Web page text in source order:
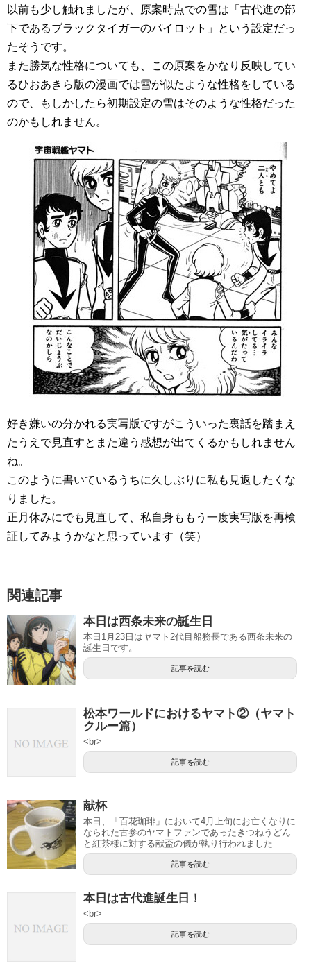
以前も少し触れましたが、原案時点での雪は「古代進の部
下であるブラックタイガーのパイロット」という設定だっ
たそうです。
また勝気な性格についても、この原案をかなり反映してい
るひおあきら版の漫画では雪が似たような性格をしている
ので、もしかしたら初期設定の雪はそのような性格だった
のかもしれません。
好き嫌いの分かれる実写版ですがこういった裏話を踏まえ
たうえで見直すとまた違う感想が出てくるかもしれません
ね。
このように書いているうちに久しぶりに私も見返したくな
りました。
正月休みにでも見直して、私自身ももう一度実写版を再検
証してみようかなと思っています（笑）
関連記事
本日は西条未来の誕生日
本日1月23日はヤマト2代目船務長である西条未来の
誕生日です。
記事を読む
松本ワールドにおけるヤマト②（ヤマト
クルー篇）
<br>
記事を読む
献杯
本日、「百花珈琲」において4月上旬にお亡くなりに
なられた古参のヤマトファンであったきつねうどん
と紅茶様に対する献盃の儀が執り行われました
記事を読む
本日は古代進誕生日！
<br>
記事を読む